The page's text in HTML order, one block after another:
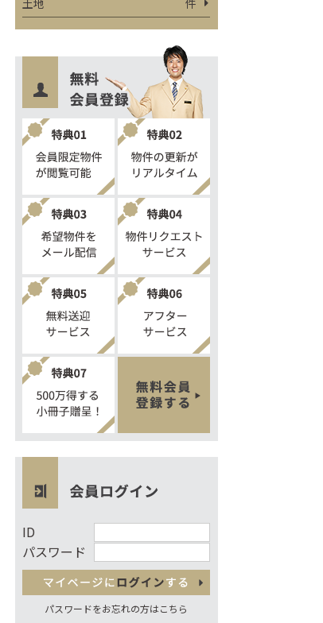
土地 件
ID
パスワード
パスワードをお忘れの方はこちら